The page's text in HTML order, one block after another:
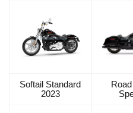
Softail Standard
2023